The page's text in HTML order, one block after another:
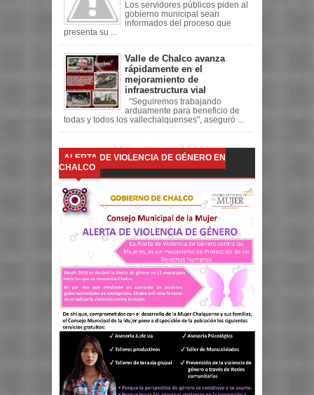
Los servidores públicos piden al
gobierno municipal sean
informados del proceso que
presenta su ...
Valle de Chalco avanza
rápidamente en el
mejoramiento de
infraestructura vial
"Seguiremos trabajando
arduamente para beneficio de
todas y todos los vallechalquenses", aseguró ...
ALERTA DE VIOLENCIA DE GÉNERO EN
CHALCO